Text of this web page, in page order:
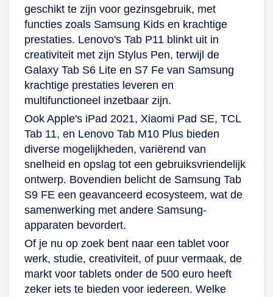
geschikt te zijn voor gezinsgebruik, met
functies zoals Samsung Kids en krachtige
prestaties. Lenovo's Tab P11 blinkt uit in
creativiteit met zijn Stylus Pen, terwijl de
Galaxy Tab S6 Lite en S7 Fe van Samsung
krachtige prestaties leveren en
multifunctioneel inzetbaar zijn.
Ook Apple's iPad 2021, Xiaomi Pad SE, TCL
Tab 11, en Lenovo Tab M10 Plus bieden
diverse mogelijkheden, variërend van
snelheid en opslag tot een gebruiksvriendelijk
ontwerp. Bovendien belicht de Samsung Tab
S9 FE een geavanceerd ecosysteem, wat de
samenwerking met andere Samsung-
apparaten bevordert.
Of je nu op zoek bent naar een tablet voor
werk, studie, creativiteit, of puur vermaak, de
markt voor tablets onder de 500 euro heeft
zeker iets te bieden voor iedereen. Welke